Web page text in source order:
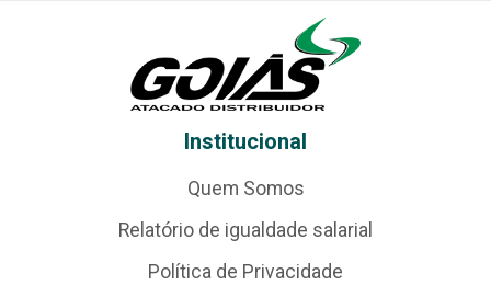
Institucional
Quem Somos
Relatório de igualdade salarial
Política de Privacidade